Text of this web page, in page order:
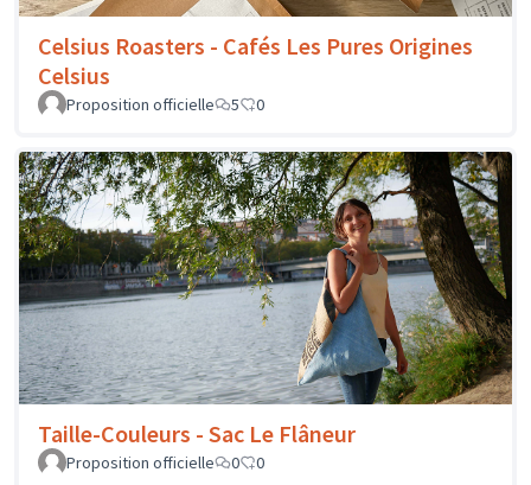
Celsius Roasters - Cafés Les Pures Origines
Celsius
Proposition officielle 5 0
Taille-Couleurs - Sac Le Flâneur
Proposition officielle 0 0